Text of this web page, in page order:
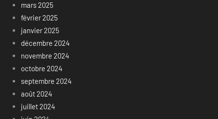
mars 2025
février 2025
janvier 2025
décembre 2024
novembre 2024
octobre 2024
septembre 2024
août 2024
juillet 2024